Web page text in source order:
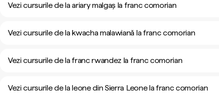
Vezi cursurile de la ariary malgaș la franc comorian
Vezi cursurile de la kwacha malawiană la franc comorian
Vezi cursurile de la franc rwandez la franc comorian
Vezi cursurile de la leone din Sierra Leone la franc comorian